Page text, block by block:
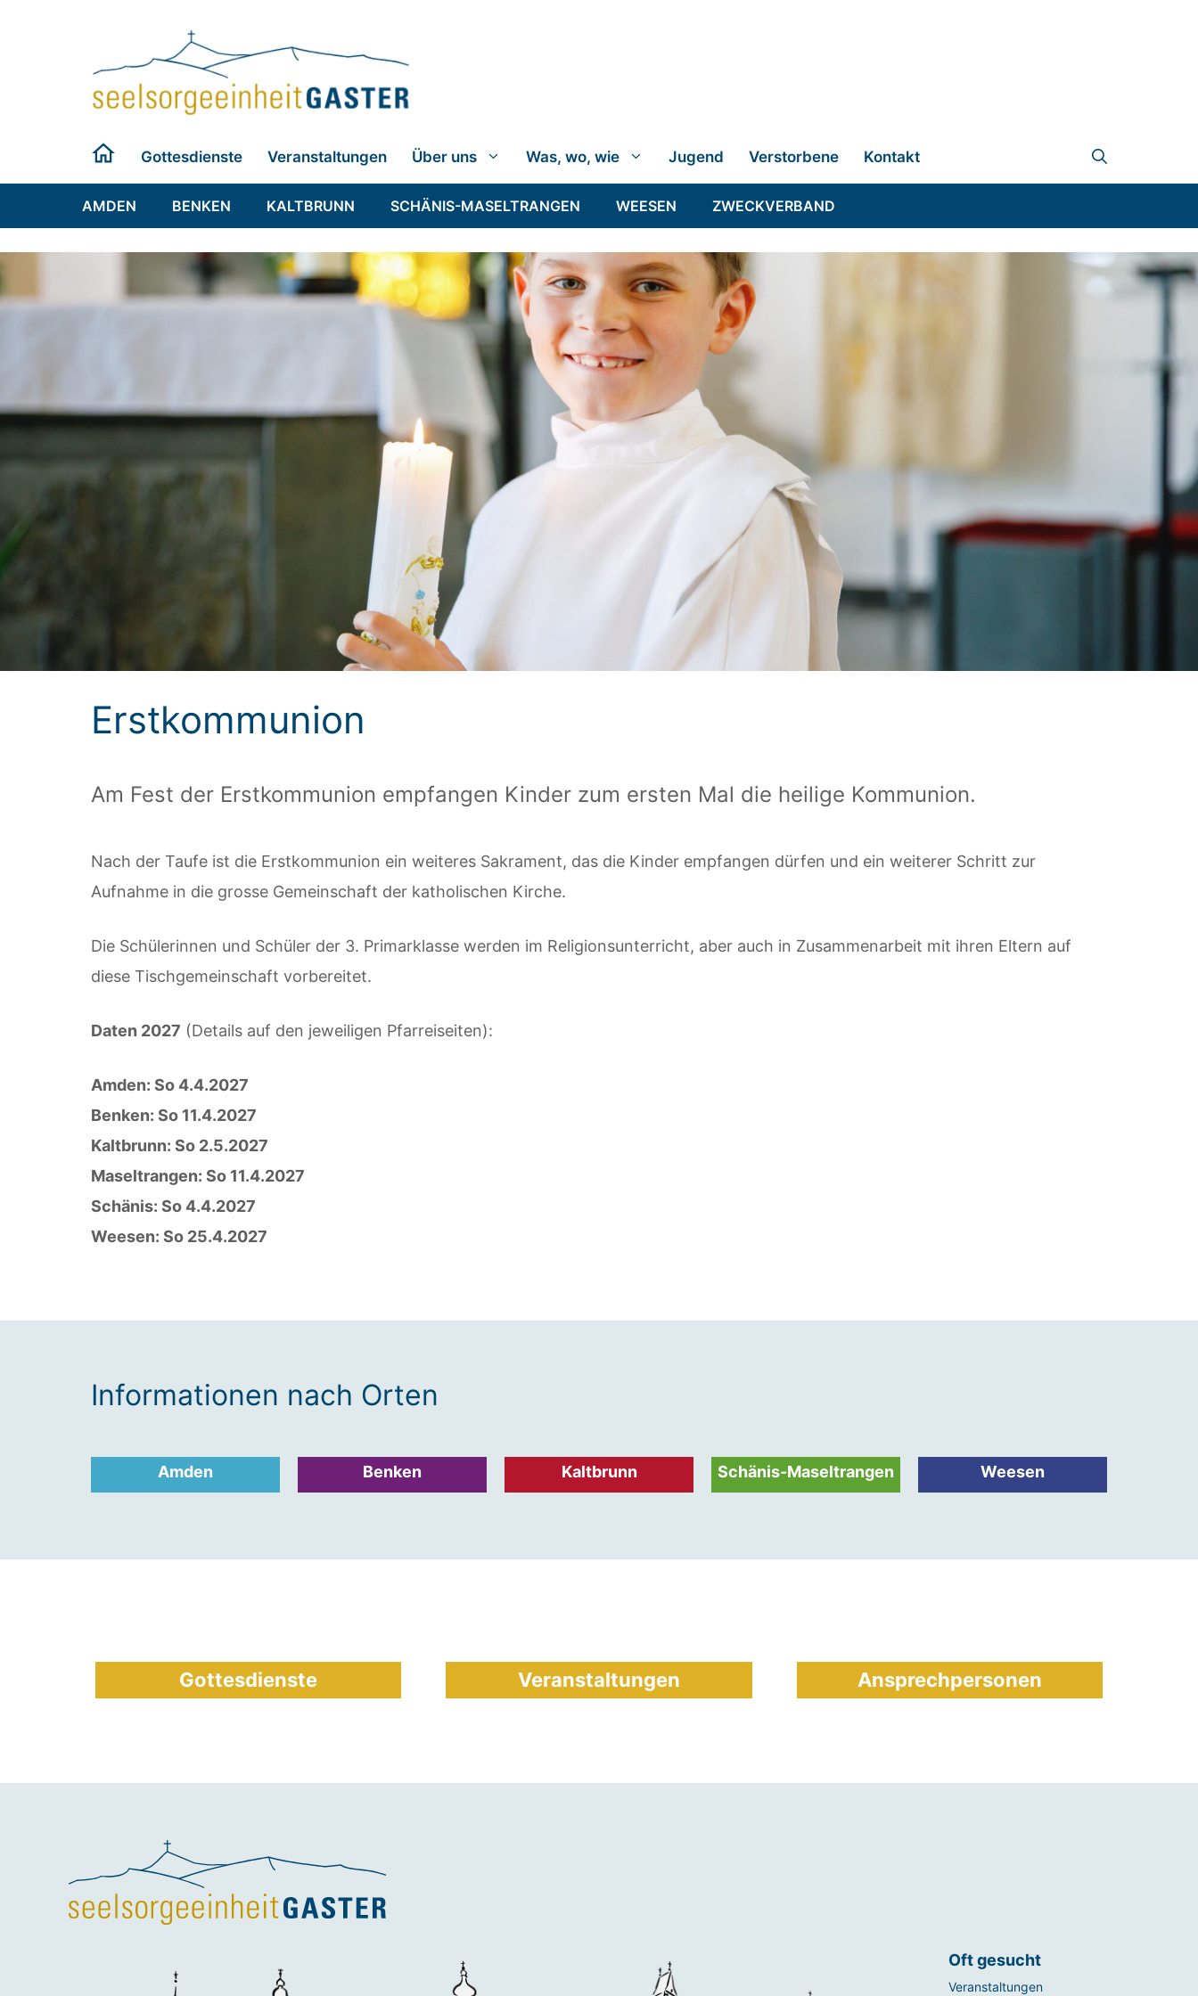
Gottesdienste Veranstaltungen Über uns Was, wo, wie Jugend Verstorbene Kontakt
AMDEN BENKEN KALTBRUNN SCHÄNIS-MASELTRANGEN WEESEN ZWECKVERBAND
Erstkommunion
Am Fest der Erstkommunion empfangen Kinder zum ersten Mal die heilige Kommunion.
Nach der Taufe ist die Erstkommunion ein weiteres Sakrament, das die Kinder empfangen dürfen und ein weiterer Schritt zur
Aufnahme in die grosse Gemeinschaft der katholischen Kirche.
Die Schülerinnen und Schüler der 3. Primarklasse werden im Religionsunterricht, aber auch in Zusammenarbeit mit ihren Eltern auf
diese Tischgemeinschaft vorbereitet.
Daten 2027 (Details auf den jeweiligen Pfarreiseiten):
Amden: So 4.4.2027
Benken: So 11.4.2027
Kaltbrunn: So 2.5.2027
Maseltrangen: So 11.4.2027
Schänis: So 4.4.2027
Weesen: So 25.4.2027
Informationen nach Orten
Amden Benken Kaltbrunn Schänis-Maseltrangen Weesen
Gottesdienste Veranstaltungen Ansprechpersonen
Oft gesucht
Veranstaltungen